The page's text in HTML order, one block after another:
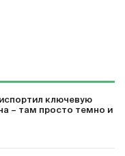
ключевую
– там просто темно и